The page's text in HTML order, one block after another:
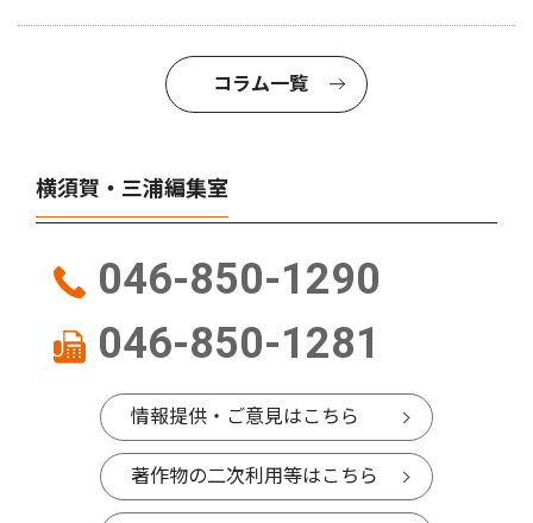
コラム一覧
横須賀・三浦編集室
046-850-1290
046-850-1281
情報提供・ご意見はこちら
著作物の二次利用等はこちら